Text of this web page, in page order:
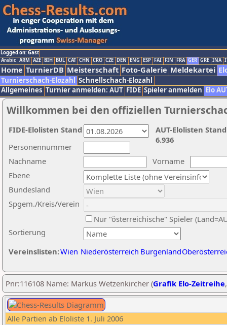
Logged on: Gast
Arabic ARM AZE BIH BUL CAT CHN CRO CZE DEN ENG ESP FAI FIN FRA GER GRE INA
Home TurnierDB Meisterschaft Foto-Galerie Meldekartei
Turnierschach-Elozahl Schnellschach-Elozahl
Allgemeines Turnier anmelden: AUT FIDE Spieler anmelden Elo
Willkommen bei den offiziellen
Nachname
Vorname
Ebene
Sortierung
Personennummer
Bundesland
Spgem./Kreis/Verein
Nur "österreichische" Spieler
Vereinslisten:Wien Niederösterreich Burgenland
AUT-Elolisten
6.936
FIDE-Elolisten Stand
Pnr:116108 Name: Markus Wetzenkircher (Grafik Elo-Zeitreihe
Alle Partien ab Eloliste 1. Juli 2006